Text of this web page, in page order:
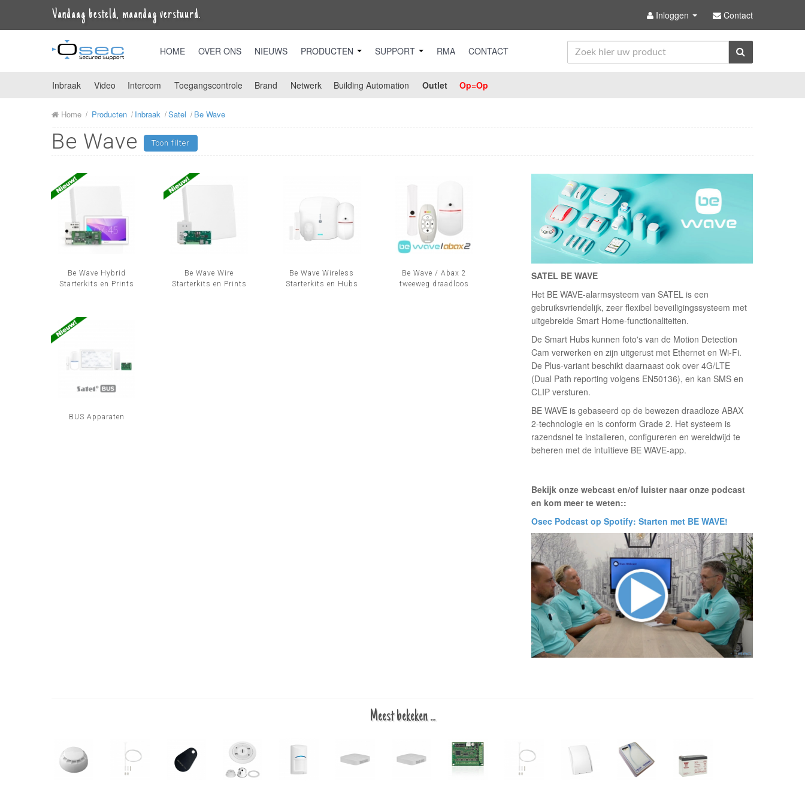
Vandaag besteld, maandag verstuurd. Inloggen Contact
HOME OVER ONS NIEUWS PRODUCTEN SUPPORT RMA CONTACT
Inbraak Video Intercom Toegangscontrole Brand Netwerk Building Automation Outlet Op=Op
Home Producten Inbraak Satel Be Wave
Be Wave Toon filter
Be Wave Hybrid
Starterkits en Prints
Be Wave Wire
Starterkits en Prints
Be Wave Wireless
Starterkits en Hubs
Be Wave / Abax 2
tweeweg draadloos
BUS Apparaten
SATEL BE WAVE
Het BE WAVE-alarmsysteem van SATEL is een
gebruiksvriendelijk, zeer flexibel beveiligingssysteem met
uitgebreide Smart Home-functionaliteiten.
De Smart Hubs kunnen foto's van de Motion Detection
Cam verwerken en zijn uitgerust met Ethernet en Wi-Fi.
De Plus-variant beschikt daarnaast ook over 4G/LTE
(Dual Path reporting volgens EN50136), en kan SMS en
CLIP versturen.
BE WAVE is gebaseerd op de bewezen draadloze ABAX
2-technologie en is conform Grade 2. Het systeem is
razendsnel te installeren, configureren en wereldwijd te
beheren met de intuïtieve BE WAVE-app.
Bekijk onze webcast en/of luister naar onze podcast
en kom meer te weten::
Osec Podcast op Spotify: Starten met BE WAVE!
Meest bekeken ...